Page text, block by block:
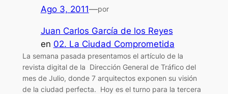
Ago 3, 2011—por
Juan Carlos García de los Reyes
en 02. La Ciudad Comprometida
La semana pasada presentamos el artículo de la
revista digital de la Dirección General de Tráfico del
mes de Julio, donde 7 arquitectos exponen su visión
de la ciudad perfecta. Hoy es el turno para la tercera